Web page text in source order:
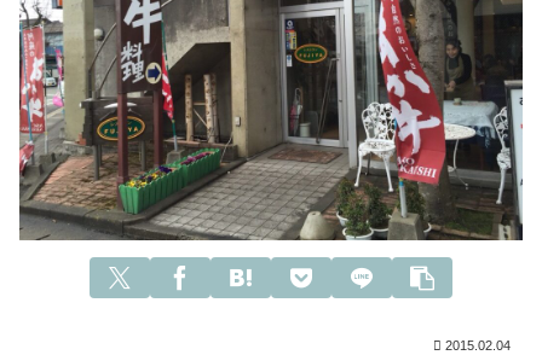
2015.02.04